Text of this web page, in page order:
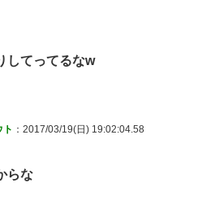
してってるなw
ト ：2017/03/19(日) 19:02:04.58
らな